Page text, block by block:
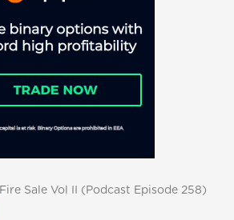
Fire Sale Vol II (Podcast Episode 258)